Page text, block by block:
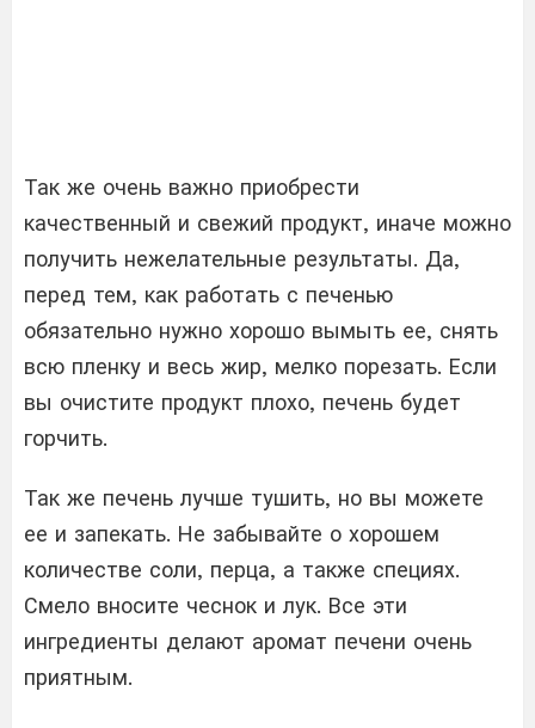
Так же очень важно приобрести
качественный и свежий продукт, иначе можно
получить нежелательные результаты. Да,
перед тем, как работать с печенью
обязательно нужно хорошо вымыть ее, снять
всю пленку и весь жир, мелко порезать. Если
вы очистите продукт плохо, печень будет
горчить.
Так же печень лучше тушить, но вы можете
ее и запекать. Не забывайте о хорошем
количестве соли, перца, а также специях.
Смело вносите чеснок и лук. Все эти
ингредиенты делают аромат печени очень
приятным.